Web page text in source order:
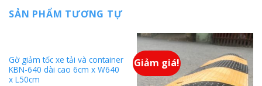
SẢN PHẨM TƯƠNG TỰ
Gờ giảm tốc xe tải và container
KBN-640 dài cao 6cm x W640
x L50cm
Giảm giá!